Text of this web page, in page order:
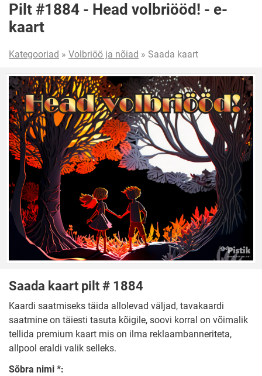
Pilt #1884 - Head volbriööd! - e-
kaart
Kategooriad » Volbriöö ja nõiad » Saada kaart
Saada kaart pilt # 1884
Kaardi saatmiseks täida allolevad väljad, tavakaardi
saatmine on täiesti tasuta kõigile, soovi korral on võimalik
tellida premium kaart mis on ilma reklaambanneriteta,
allpool eraldi valik selleks.
Sõbra nimi *: